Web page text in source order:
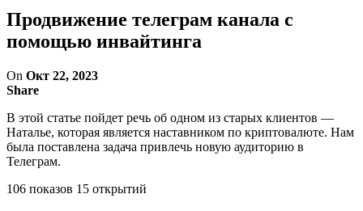
Продвижение телеграм канала с
помощью инвайтинга
On Окт 22, 2023
Share
В этой статье пойдет речь об одном из старых клиентов —
Наталье, которая является наставником по криптовалюте. Нам
была поставлена задача привлечь новую аудиторию в
Телеграм.
106 показов 15 открытий